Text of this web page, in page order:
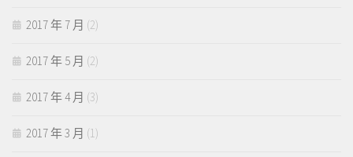
2017 年 7 月 (2)
2017 年 5 月 (2)
2017 年 4 月 (3)
2017 年 3 月 (1)